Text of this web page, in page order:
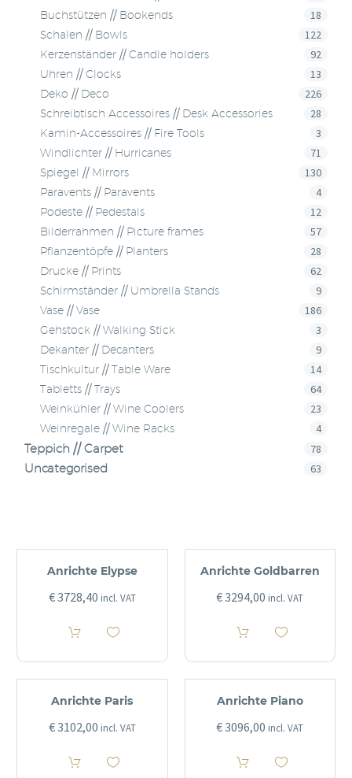
Buchstützen // Bookends 18
Schalen // Bowls 122
Kerzenständer // Candle holders 92
Uhren // Clocks 13
Deko // Deco 226
Schreibtisch Accessoires // Desk Accessories 28
Kamin-Accessoires // Fire Tools 3
Windlichter // Hurricanes 71
Spiegel // Mirrors 130
Paravents // Paravents 4
Podeste // Pedestals 12
Bilderrahmen // Picture frames 57
Pflanzentöpfe // Planters 28
Drucke // Prints 62
Schirmständer // Umbrella Stands 9
Vase // Vase 186
Gehstock // Walking Stick 3
Dekanter // Decanters 9
Tischkultur // Table Ware 14
Tabletts // Trays 64
Weinkühler // Wine Coolers 23
Weinregale // Wine Racks 4
Teppich // Carpet 78
Uncategorised 63
Anrichte Elypse
€3728,40 incl. VAT
Anrichte Goldbarren
€3294,00 incl. VAT
Anrichte Paris
€3102,00 incl. VAT
Anrichte Piano
€3096,00 incl. VAT